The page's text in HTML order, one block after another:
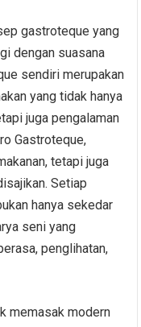
gastroteque yang
dengan suasana
sendiri merupakan
yang tidak hanya
juga pengalaman
Gastroteque,
tetapi juga
Setiap
hanya sekedar
seni yang
penglihatan,
memasak modern